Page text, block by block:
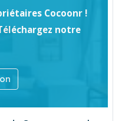
Cocoonr !
notre